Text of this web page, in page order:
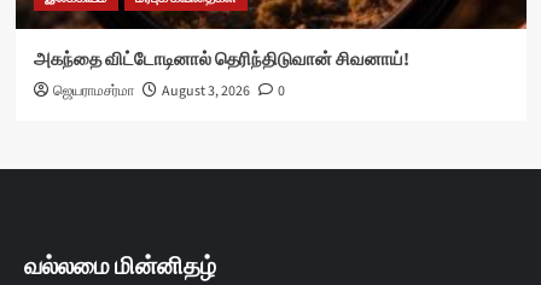
அகந்தை விட்டோடினால் தெரிந்திடுவான் சிவனாய்!
ஜெயராமசர்மா August 3, 2026 0
வல்லமை மின்னிதழ்